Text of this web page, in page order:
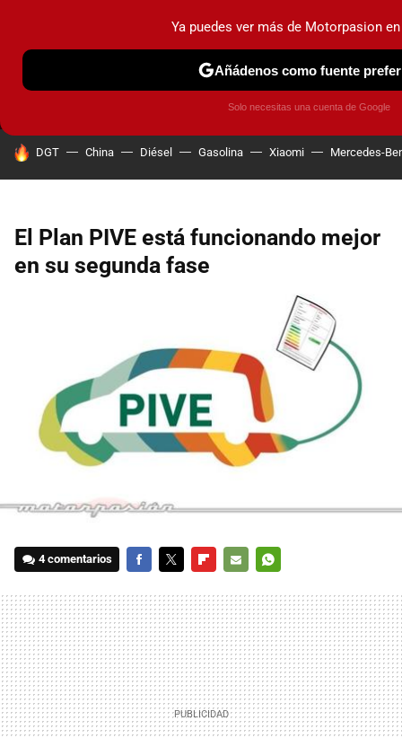
MENÚ NUEVO
COCHES ELÉCTRICOS OBSERVATORIO F1
HOY SE HABLA DE
DGT China Diésel Gasolina Xiaomi Mercedes-
El Plan PIVE está funcionando mejor
en su segunda fase
4 comentarios
MAIL
Ya puedes ver más de Motorpasion
Añádenos como fuente
Solo necesitas una cuenta de Google